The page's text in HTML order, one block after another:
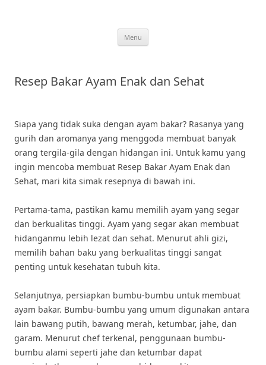
Menu
Resep Bakar Ayam Enak dan Sehat
Siapa yang tidak suka dengan ayam bakar? Rasanya yang
gurih dan aromanya yang menggoda membuat banyak
orang tergila-gila dengan hidangan ini. Untuk kamu yang
ingin mencoba membuat Resep Bakar Ayam Enak dan
Sehat, mari kita simak resepnya di bawah ini.
Pertama-tama, pastikan kamu memilih ayam yang segar
dan berkualitas tinggi. Ayam yang segar akan membuat
hidanganmu lebih lezat dan sehat. Menurut ahli gizi,
memilih bahan baku yang berkualitas tinggi sangat
penting untuk kesehatan tubuh kita.
Selanjutnya, persiapkan bumbu-bumbu untuk membuat
ayam bakar. Bumbu-bumbu yang umum digunakan antara
lain bawang putih, bawang merah, ketumbar, jahe, dan
garam. Menurut chef terkenal, penggunaan bumbu-
bumbu alami seperti jahe dan ketumbar dapat